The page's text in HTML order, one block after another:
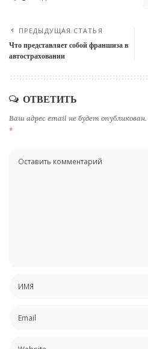
ПРЕДЫДУЩАЯ СТАТЬЯ
Что представляет собой франшиза в
автостраховании
ОТВЕТИТЬ
Ваш адрес email не будет опубликован.
*